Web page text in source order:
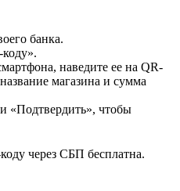
банка.
наведите ее на QR-
магазина и сумма
«Подтвердить», чтобы
через СБП бесплатна.